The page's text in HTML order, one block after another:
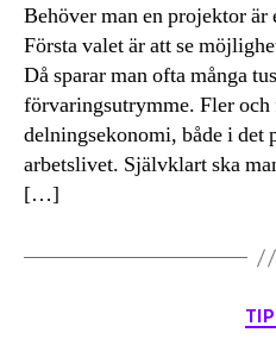
Behöver man en projektor
Första valet är att se
Då sparar man ofta många
förvaringsutrymme. Fler och
delningsekonomi, både i det
arbetslivet. Självklart ska
[…]